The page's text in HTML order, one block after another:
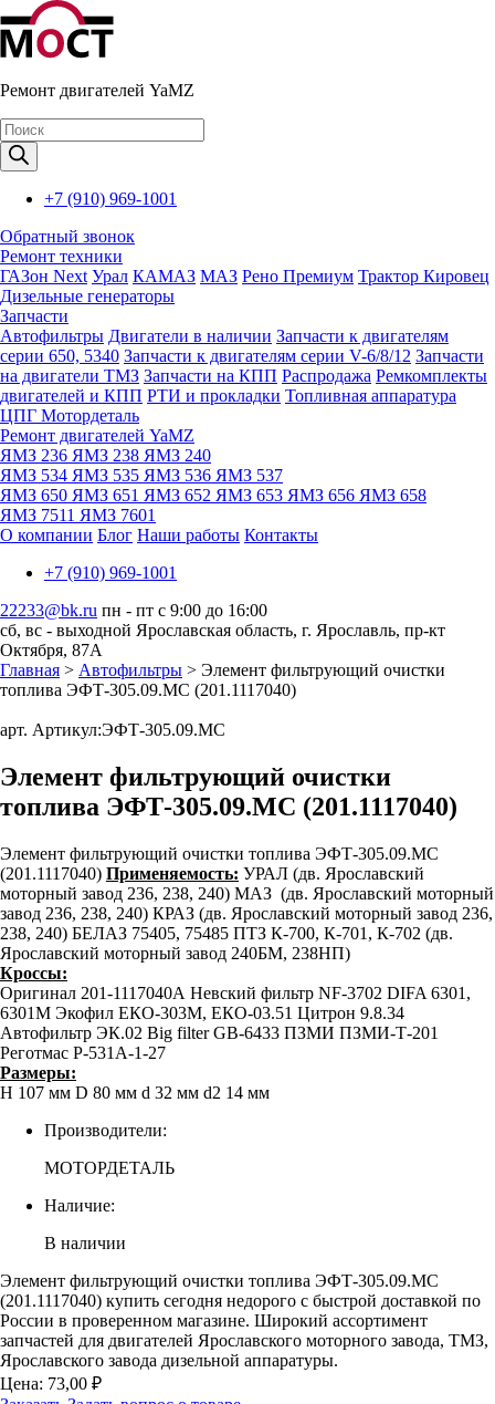
Ремонт двигателей YaMZ
Поиск
товаров
+7 (910) 969-1001
Обратный звонок
Ремонт техники
ГАЗон Next Урал КАМАЗ МАЗ Рено Премиум Трактор Кировец
Дизельные генераторы
Запчасти
Автофильтры Двигатели в наличии Запчасти к двигателям
серии 650, 5340 Запчасти к двигателям серии V-6/8/12 Запчасти
на двигатели ТМЗ Запчасти на КПП Распродажа Ремкомплекты
двигателей и КПП РТИ и прокладки Топливная аппаратура
ЦПГ Мотордеталь
Ремонт двигателей YaMZ
ЯМЗ 236 ЯМЗ 238 ЯМЗ 240
ЯМЗ 534 ЯМЗ 535 ЯМЗ 536 ЯМЗ 537
ЯМЗ 650 ЯМЗ 651 ЯМЗ 652 ЯМЗ 653 ЯМЗ 656 ЯМЗ 658
ЯМЗ 7511 ЯМЗ 7601
О компании Блог Наши работы Контакты
+7 (910) 969-1001
22233@bk.ru пн - пт с 9:00 до 16:00
сб, вс - выходной Ярославская область, г. Ярославль, пр-кт
Октября, 87А
Главная > Автофильтры > Элемент фильтрующий очистки
топлива ЭФТ-305.09.МС (201.1117040)
арт. Артикул:ЭФТ-305.09.МС
Элемент фильтрующий очистки
топлива ЭФТ-305.09.МС (201.1117040)
Элемент фильтрующий очистки топлива ЭФТ-305.09.МС
(201.1117040) Применяемость: УРАЛ (дв. Ярославский
моторный завод 236, 238, 240) МАЗ (дв. Ярославский моторный
завод 236, 238, 240) КРАЗ (дв. Ярославский моторный завод 236,
238, 240) БЕЛАЗ 75405, 75485 ПТЗ К-700, К-701, К-702 (дв.
Ярославский моторный завод 240БМ, 238НП)
Кроссы:
Оригинал 201-1117040А Невский фильтр NF-3702 DIFA 6301,
6301М Экофил ЕКО-303М, ЕКО-03.51 Цитрон 9.8.34
Автофильтр ЭК.02 Big filter GB-6433 ПЗМИ ПЗМИ-Т-201
Реготмас Р-531А-1-27
Размеры:
H 107 мм D 80 мм d 32 мм d2 14 мм
Производители:
МОТОРДЕТАЛЬ
Наличие:
В наличии
Элемент фильтрующий очистки топлива ЭФТ-305.09.МС
(201.1117040) купить сегодня недорого с быстрой доставкой по
России в проверенном магазине. Широкий ассортимент
запчастей для двигателей Ярославского моторного завода, ТМЗ,
Ярославского завода дизельной аппаратуры.
Цена: 73,00 ₽